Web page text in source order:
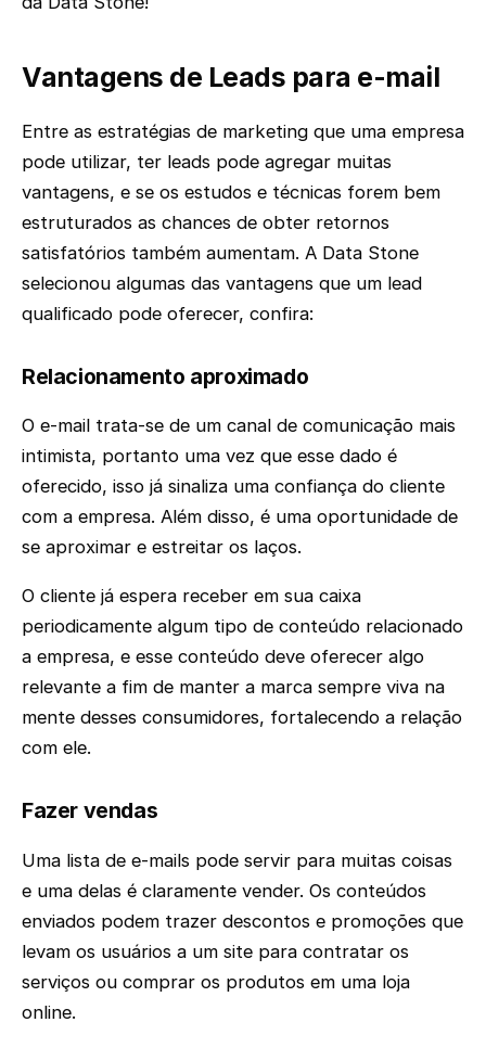
Vantagens de Leads para e-mail
Entre as estratégias de marketing que uma empresa
pode utilizar, ter leads pode agregar muitas
vantagens, e se os estudos e técnicas forem bem
estruturados as chances de obter retornos
satisfatórios também aumentam. A Data Stone
selecionou algumas das vantagens que um lead
qualificado pode oferecer, confira:
Relacionamento aproximado
O e-mail trata-se de um canal de comunicação mais
intimista, portanto uma vez que esse dado é
oferecido, isso já sinaliza uma confiança do cliente
com a empresa. Além disso, é uma oportunidade de
se aproximar e estreitar os laços.
O cliente já espera receber em sua caixa
periodicamente algum tipo de conteúdo relacionado
a empresa, e esse conteúdo deve oferecer algo
relevante a fim de manter a marca sempre viva na
mente desses consumidores, fortalecendo a relação
com ele.
Fazer vendas
Uma lista de e-mails pode servir para muitas coisas
e uma delas é claramente vender. Os conteúdos
enviados podem trazer descontos e promoções que
levam os usuários a um site para contratar os
serviços ou comprar os produtos em uma loja
online.